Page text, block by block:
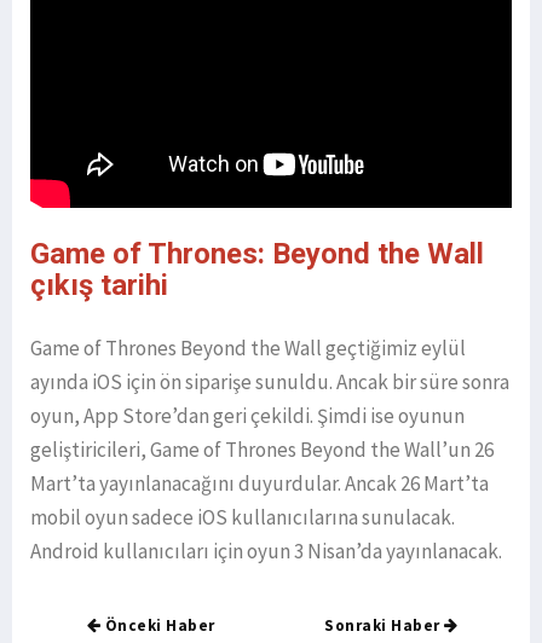
Game of Thrones: Beyond the Wall
çıkış tarihi
Game of Thrones Beyond the Wall geçtiğimiz eylül
ayında iOS için ön siparişe sunuldu. Ancak bir süre sonra
oyun, App Store’dan geri çekildi. Şimdi ise oyunun
geliştiricileri, Game of Thrones Beyond the Wall’un 26
Mart’ta yayınlanacağını duyurdular. Ancak 26 Mart’ta
mobil oyun sadece iOS kullanıcılarına sunulacak.
Android kullanıcıları için oyun 3 Nisan’da yayınlanacak.
Önceki Haber Sonraki Haber